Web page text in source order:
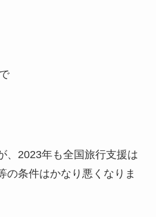
、2023年も全国旅行支援は
の条件はかなり悪くなりま